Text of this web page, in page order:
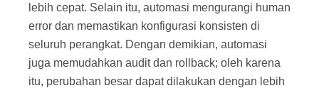
lebih cepat. Selain itu, automasi mengurangi human
error dan memastikan konfigurasi konsisten di
seluruh perangkat. Dengan demikian, automasi
juga memudahkan audit dan rollback; oleh karena
itu, perubahan besar dapat dilakukan dengan lebih